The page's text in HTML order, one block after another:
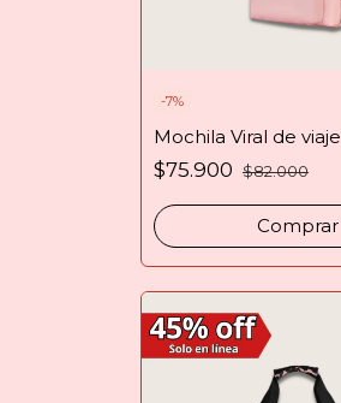
-7%
Mochila Viral de viaje
$75.900 $82.000
Comprar